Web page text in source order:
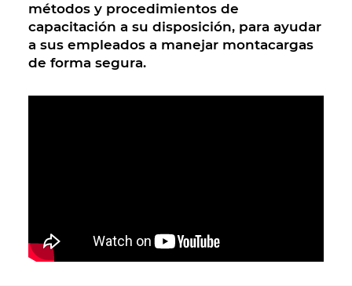
métodos y procedimientos de
capacitación a su disposición, para ayudar
a sus empleados a manejar montacargas
de forma segura.